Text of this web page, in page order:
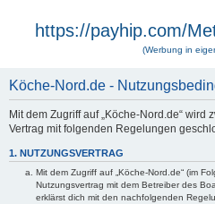
https://payhip.com/
(Werbung in
Köche-Nord.de -
Mit dem Zugriff auf „Köche-Nord.de“
Vertrag mit folgenden Regelungen
1. NUTZUNGSVERTRAG
Mit dem Zugriff auf „Köche-Nord.de“ (im
Nutzungsvertrag mit dem Betreiber des
erklärst dich mit den nachfolgenden